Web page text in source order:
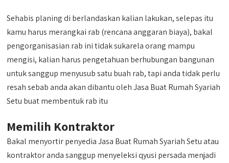
Sehabis planing di berlandaskan kalian lakukan, selepas itu
kamu harus merangkai rab (rencana anggaran biaya), bakal
pengorganisasian rab ini tidak sukarela orang mampu
mengisi, kalian harus pengetahuan berhubungan bangunan
untuk sanggup menyusub satu buah rab, tapi anda tidak perlu
resah sebab anda akan dibantu oleh Jasa Buat Rumah Syariah
Setu buat membentuk rab itu
Memilih Kontraktor
Bakal menyortir penyedia Jasa Buat Rumah Syariah Setu atau
kontraktor anda sanggup menyeleksi qyusi persada menjadi